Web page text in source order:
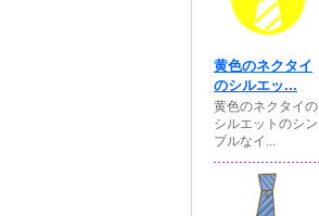
黄色のネクタイ
のシルエッ...
黄色のネクタイの
シルエットのシン
プルなイ...